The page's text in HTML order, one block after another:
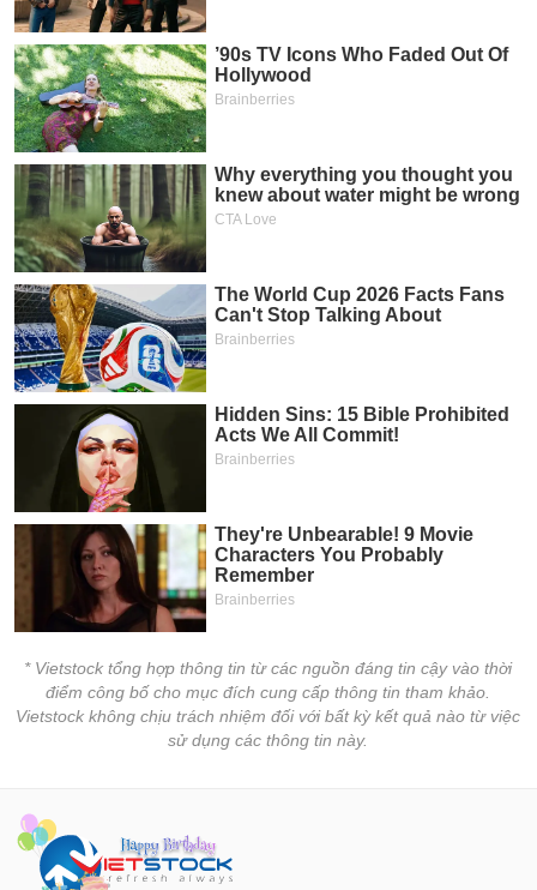
* Vietstock tổng hợp thông tin từ các nguồn đáng tin cậy vào thời
điểm công bố cho mục đích cung cấp thông tin tham khảo.
Vietstock không chịu trách nhiệm đối với bất kỳ kết quả nào từ việc
sử dụng các thông tin này.